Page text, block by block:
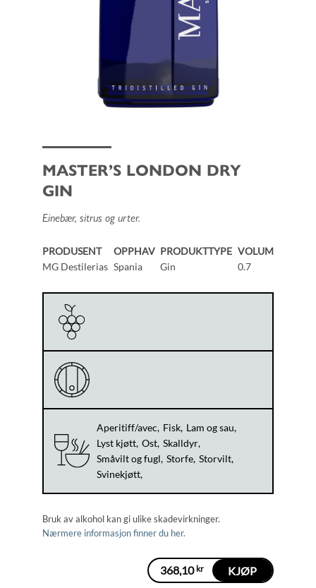
MASTER’S LONDON DRY
GIN
Einebær, sitrus og urter.
PRODUSENT
MG Destilerias
OPPHAV
Spania
PRODUKTTYPE
Gin
VOLUM
0.7
Aperitiff/avec Fisk Lam og sau
Lyst kjøtt Ost Skalldyr
Småvilt og fugl Storfe Storvilt
Svinekjøtt
Bruk av alkohol kan gi ulike skadevirkninger.
Nærmere informasjon finner du her.
368,10 kr KJØP